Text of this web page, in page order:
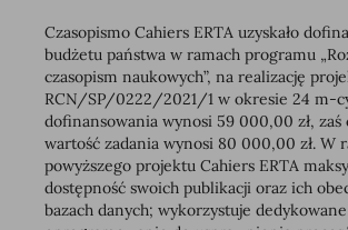
Czasopismo Cahiers ERTA uzyskało
budżetu państwa w ramach programu
czasopism naukowych”, na realizację
RCN/SP/0222/2021/1 w okresie 24 m-
dofinansowania wynosi 59 000,00 zł, zaś
wartość zadania wynosi 80 000,00 zł. W
powyższego projektu Cahiers ERTA
dostępność swoich publikacji oraz ich
bazach danych; wykorzystuje dedykowane